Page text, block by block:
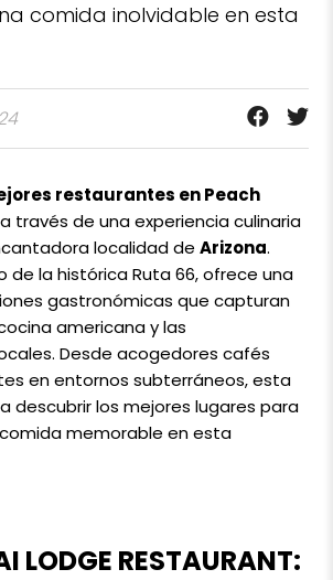
comida inolvidable en esta
restaurantes en Peach
través de una experiencia culinaria
localidad deArizona.
de la histórica Ruta 66, ofrece una
gastronómicas que capturan
americana y las
Desde acogedores cafés
en entornos subterráneos, esta
descubrir los mejores lugares para
memorable en esta
LODGE RESTAURANT: